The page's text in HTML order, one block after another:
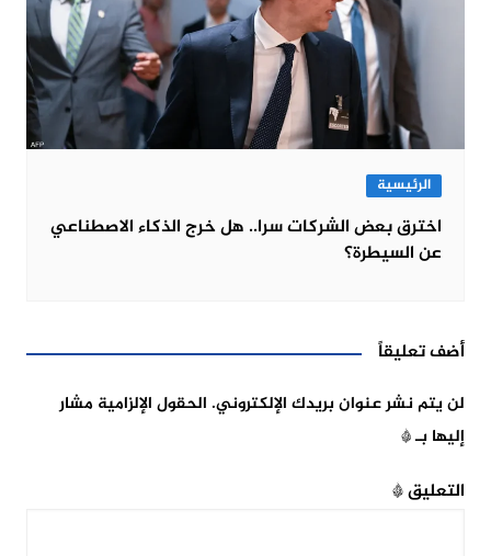
الرئيسية
اخترق بعض الشركات سرا.. هل خرج الذكاء الاصطناعي
عن السيطرة؟
أضف تعليقاً
لن يتم نشر عنوان بريدك الإلكتروني. الحقول الإلزامية مشار
إليها بـ*
التعليق*